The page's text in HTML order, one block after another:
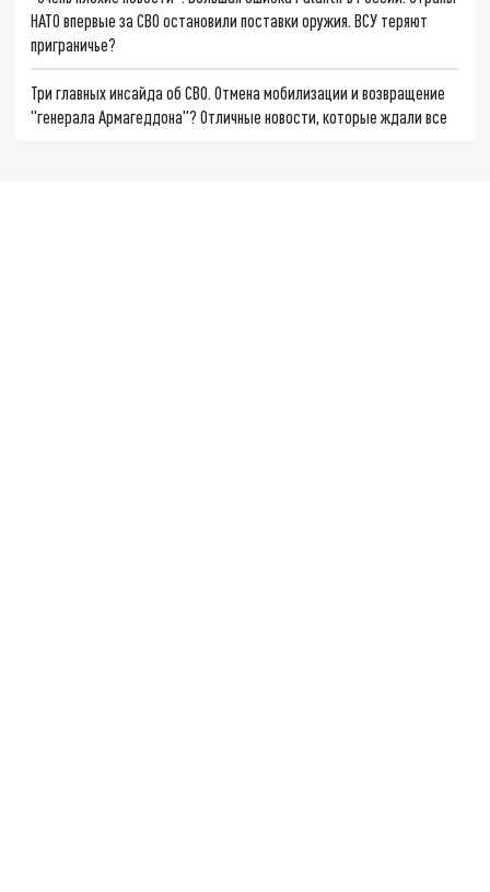
НАТО впервые за СВО остановили поставки оружия. ВСУ теряют
приграничье?
Три главных инсайда об СВО. Отмена мобилизации и возвращение
"генерала Армагеддона"? Отличные новости, которые ждали все